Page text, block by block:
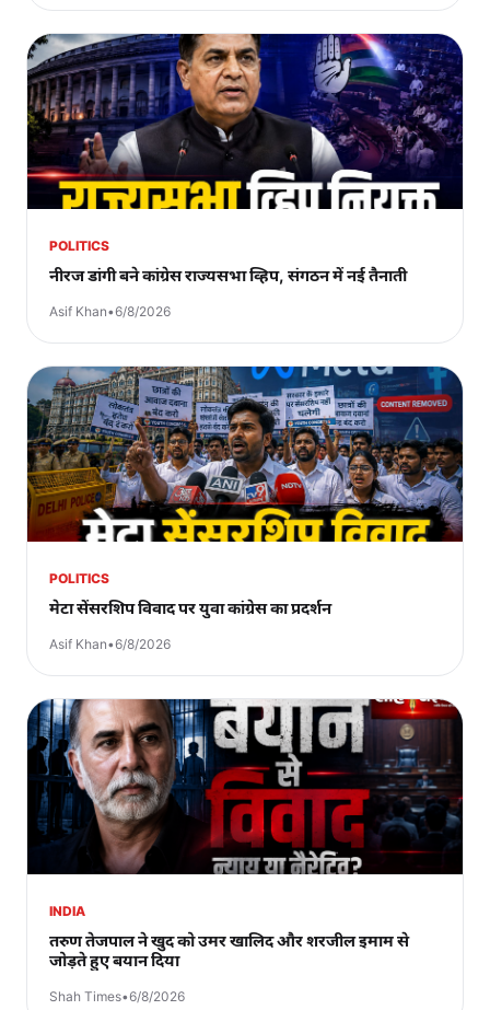
POLITICS
नीरज डांगी बने कांग्रेस राज्यसभा व्हिप, संगठन में नई तैनाती
Asif Khan•6/8/2026
POLITICS
मेटा सेंसरशिप विवाद पर युवा कांग्रेस का प्रदर्शन
Asif Khan•6/8/2026
INDIA
तरुण तेजपाल ने खुद को उमर खालिद और शरजील इमाम से
जोड़ते हुए बयान दिया
Shah Times•6/8/2026